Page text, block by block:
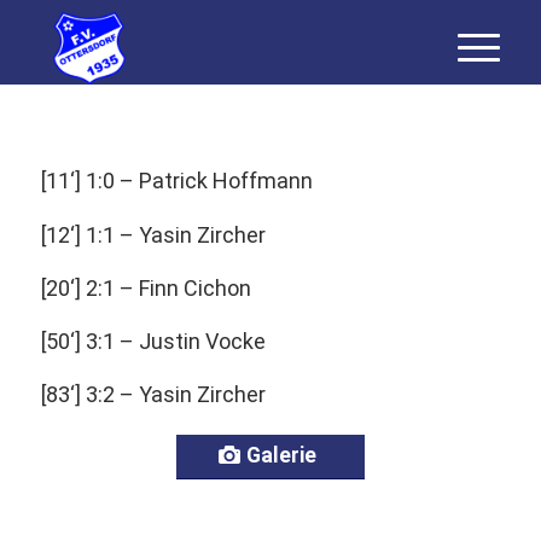
[11‘] 1:0 – Patrick Hoffmann
[12‘] 1:1 – Yasin Zircher
[20‘] 2:1 – Finn Cichon
[50‘] 3:1 – Justin Vocke
[83‘] 3:2 – Yasin Zircher
Galerie